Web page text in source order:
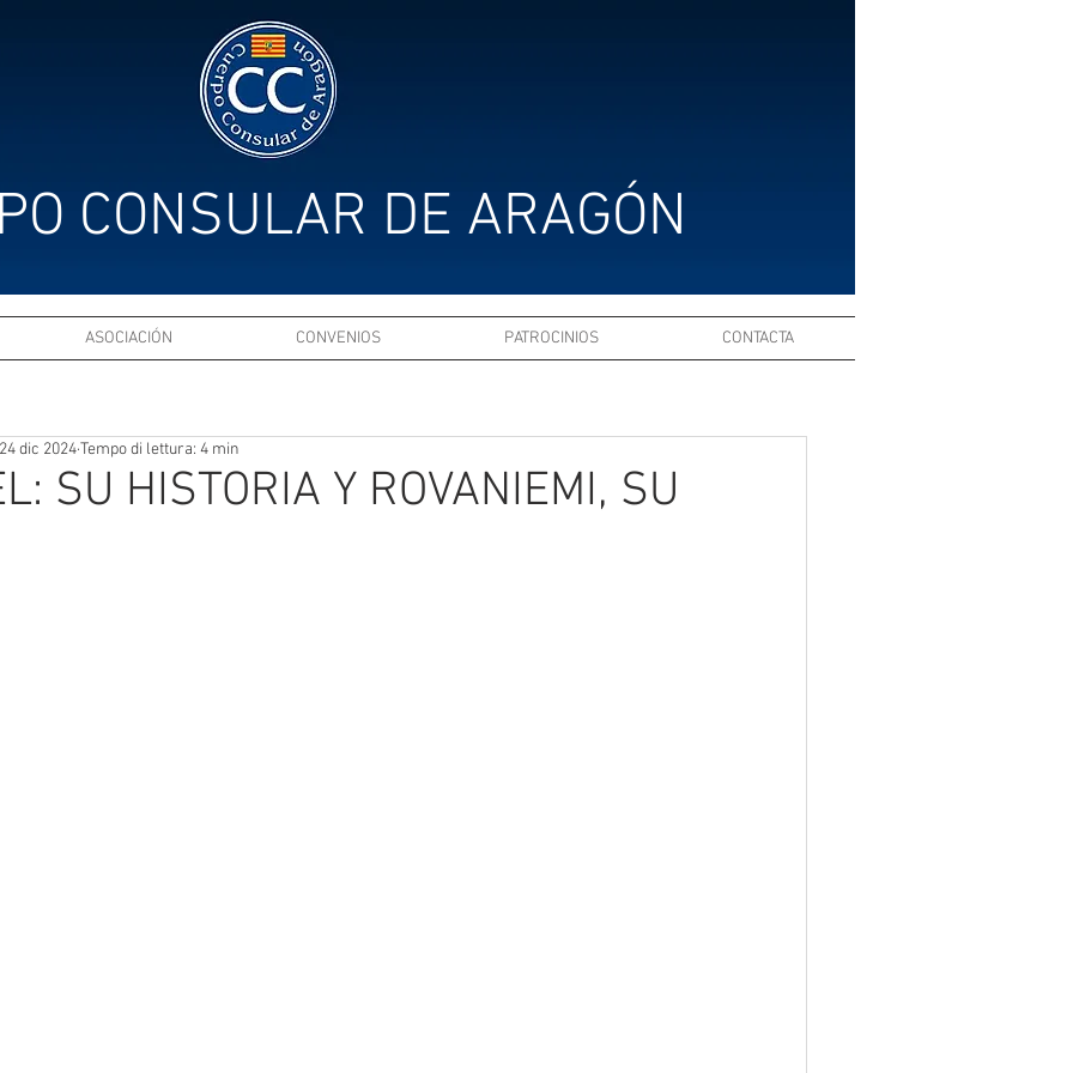
CONSULAR DE ARAGÓN
SU HISTORIA Y ROVANIEMI, SU
24 dic 2024Tempo di lettura: 4 min
ASOCIACIÓN CONVENIOS PATROCINIOS CONTACTA